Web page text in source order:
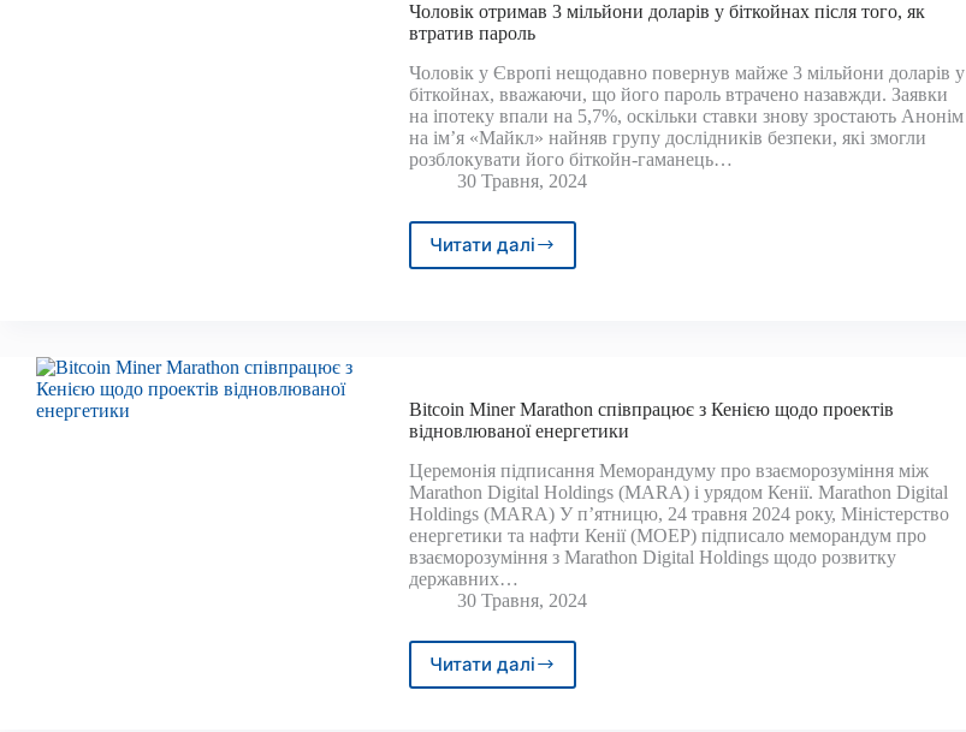
доларів
після
того,
як
було
втрачено
20-
символьний
—
це
варте
Чоловік отримав 3 мільйони доларів у біткойнах після того, як
втратив пароль
Чоловік у Європі нещодавно повернув майже 3 мільйони доларів у
біткойнах, вважаючи, що його пароль втрачено назавжди. Заявки
на іпотеку впали на 5,7%, оскільки ставки знову зростають Анонім
на ім’я «Майкл» найняв групу дослідників безпеки, які змогли
розблокувати його біткойн-гаманець…
30 Травня, 2024
Читати далі
Чоловік
після
того,
втратив
пароль
Bitcoin Miner Marathon співпрацює з Кенією щодо проектів
відновлюваної енергетики
Церемонія підписання Меморандуму про взаєморозуміння між
Marathon Digital Holdings (MARA) і урядом Кенії. Marathon Digital
Holdings (MARA) У п’ятницю, 24 травня 2024 року, Міністерство
енергетики та нафти Кенії (MOEP) підписало меморандум про
взаєморозуміння з Marathon Digital Holdings щодо розвитку
державних…
30 Травня, 2024
Читати далі
Bitcoin